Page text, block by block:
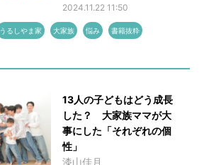
2024.11.22 11:50
うるしやま家 大家族 悩み 書籍抜粋
13人の子どもはどう成長
した？ 大家族ママが大
事にした「それぞれの個
性」
漆山佳月